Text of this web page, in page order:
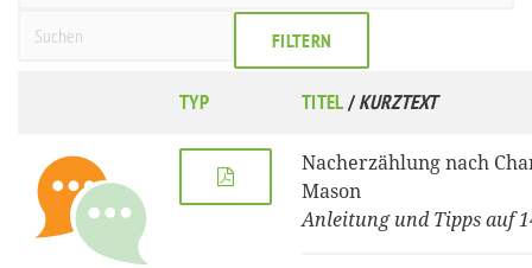
FILTERN
TYP TITEL/KURZTEXT
Nacherzählung nach
Mason
Anleitung und Tipps auf